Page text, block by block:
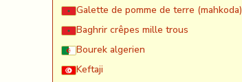
Galette de pomme de terre (mahkoda)
Baghrir crêpes mille trous
Bourek algerien
Keftaji